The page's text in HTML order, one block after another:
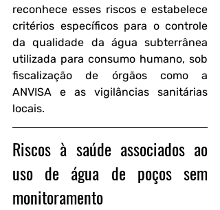
reconhece esses riscos e estabelece
critérios específicos para o controle
da qualidade da água subterrânea
utilizada para consumo humano, sob
fiscalização de órgãos como a
ANVISA e as vigilâncias sanitárias
locais.
Riscos à saúde associados ao
uso de água de poços sem
monitoramento